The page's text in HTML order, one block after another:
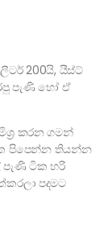
200යි, යීස්ට්
පැණි හෝ ඒ
කරන ගමන්
පිපෙන්න තියන්න
පැණි ටික හරි
පදමට